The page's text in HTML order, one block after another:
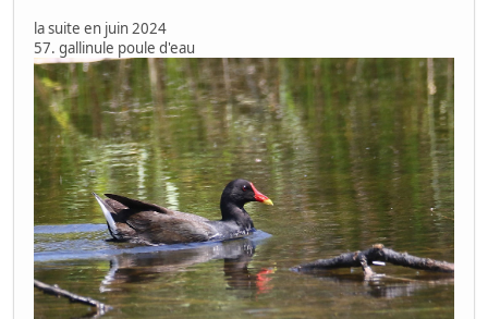
la suite en juin 2024
57. gallinule poule d'eau